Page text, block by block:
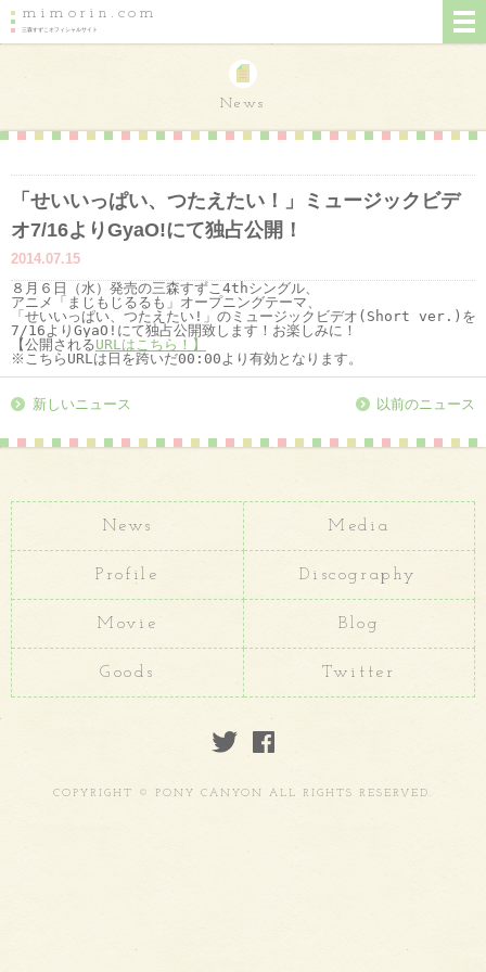
mimorin.com
三森すずこオフィシャルサイト
News
「せいいっぱい、つたえたい！」ミュージックビデ
オ7/16よりGyaO!にて独占公開！
2014.07.15
８月６日（水）発売の三森すずこ4thシングル、
アニメ「まじもじるるも」オープニングテーマ、
「せいいっぱい、つたえたい!」のミュージックビデオ(Short ver.)を
7/16よりGyaO!にて独占公開致します！お楽しみに！
【公開される
※こちらURLは日を跨いだ00:00より有効となります。
以前のニュース
新しいニュース
News Media
Profile Discography
Movie Blog
Goods Twitter
COPYRIGHT © PONY CANYON ALL RIGHTS RESERVED.